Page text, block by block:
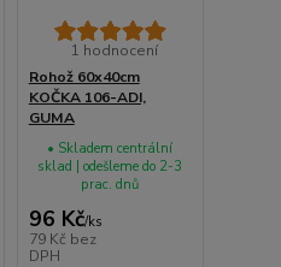
1 hodnocení
Rohož 60x40cm
KOČKA 106-ADI,
GUMA
96 Kč/ks
79 Kč bez
DPH
• Skladem centrální
sklad | odešleme do 2-3
prac. dnů